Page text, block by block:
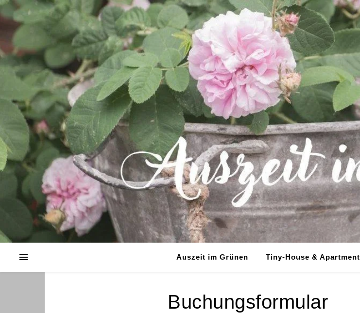
Auszeit im Grünen Tiny-House & Apartment
Buchungsformular